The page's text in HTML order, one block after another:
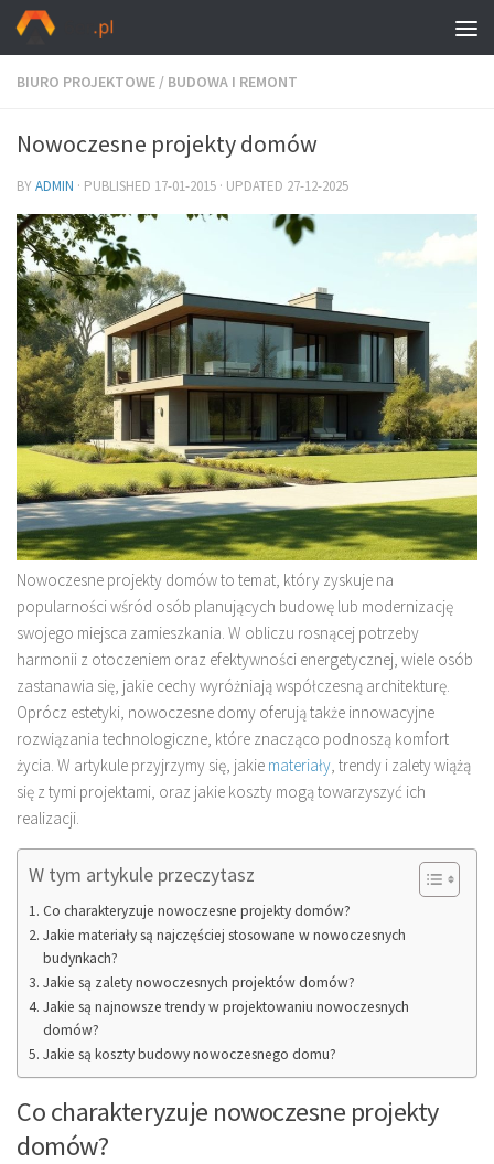
BIURO PROJEKTOWE / BUDOWA I REMONT
Nowoczesne projekty domów
BYADMIN · PUBLISHED 17-01-2015 · UPDATED 27-12-2025
Nowoczesne projekty domów to temat, który zyskuje na
popularności wśród osób planujących budowę lub modernizację
swojego miejsca zamieszkania. W obliczu rosnącej potrzeby
harmonii z otoczeniem oraz efektywności energetycznej, wiele osób
zastanawia się, jakie cechy wyróżniają współczesną architekturę.
Oprócz estetyki, nowoczesne domy oferują także innowacyjne
rozwiązania technologiczne, które znacząco podnoszą komfort
życia. W artykule przyjrzymy się, jakie materiały , trendy i zalety wiążą
się z tymi projektami, oraz jakie koszty mogą towarzyszyć ich
realizacji.
W tym artykule przeczytasz
Co charakteryzuje nowoczesne projekty domów?
Jakie materiały są najczęściej stosowane w nowoczesnych
budynkach?
Jakie są zalety nowoczesnych projektów domów?
Jakie są najnowsze trendy w projektowaniu nowoczesnych
domów?
Jakie są koszty budowy nowoczesnego domu?
Co charakteryzuje nowoczesne projekty
domów?